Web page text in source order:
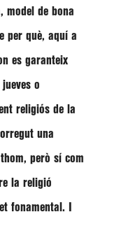
model de bona
per què, aquí a
es garanteix
o
religiós de la
una
però sí com
la religió
fonamental. I